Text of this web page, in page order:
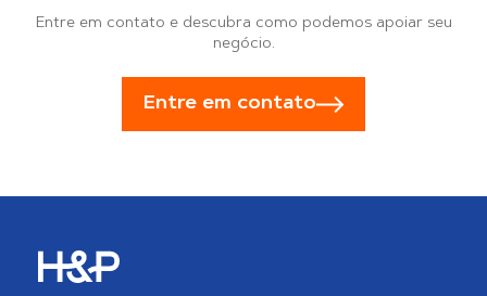
Entre em contato e descubra como podemos apoiar seu
negócio.
Entre em contato